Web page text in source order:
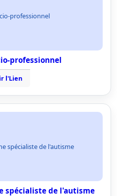
professionnel
professionnel
l'Lien
spécialiste de l'autisme
spécialiste de l'autisme